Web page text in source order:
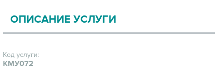
ОПИСАНИЕ УСЛУГИ
Код услуги:
КМУ072